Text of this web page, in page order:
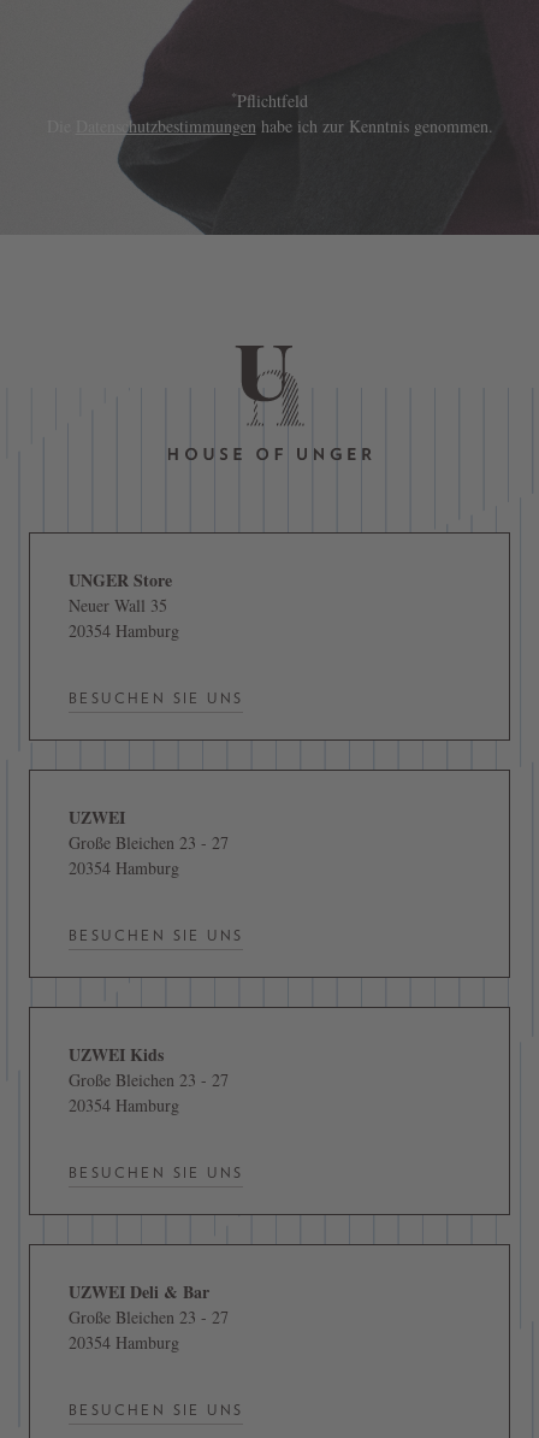
*Pflichtfeld
Datenschutzbestimmungen habe ich zur Kenntnis genommen.
UNGER Store
Neuer Wall 35
20354 Hamburg
BESUCHEN SIE UNS
UZWEI
Große Bleichen 23 - 27
20354 Hamburg
BESUCHEN SIE UNS
UZWEI Kids
Große Bleichen 23 - 27
20354 Hamburg
BESUCHEN SIE UNS
UZWEI Deli & Bar
Große Bleichen 23 - 27
20354 Hamburg
BESUCHEN SIE UNS